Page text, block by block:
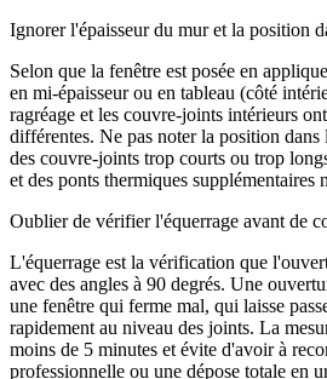
Ignorer l'épaisseur du mur et la position
Selon que la fenêtre est posée en
en mi-épaisseur ou en tableau (côté
ragréage et les couvre-joints intérieurs
différentes. Ne pas noter la position dans
des couvre-joints trop courts ou trop
et des ponts thermiques supplémentaires
Oublier de vérifier l'équerrage avant de
L'équerrage est la vérification que
avec des angles à 90 degrés. Une
une fenêtre qui ferme mal, qui laisse
rapidement au niveau des joints. La
moins de 5 minutes et évite d'avoir à
professionnelle ou une dépose totale en